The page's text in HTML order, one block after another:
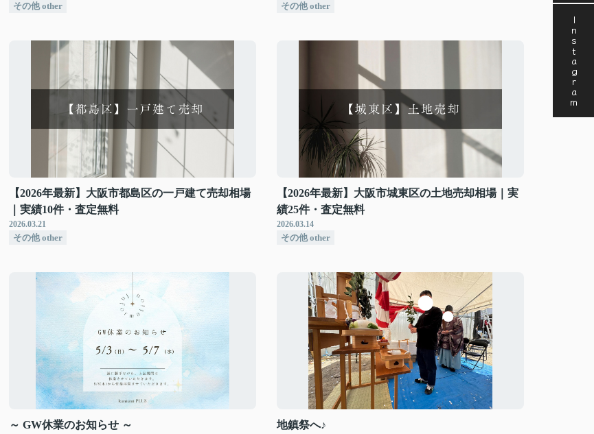
Instagram
その他 other その他 other
【2026年最新】大阪市都島区の一戸建て売却相場
｜実績10件・査定無料
2026.03.21
その他 other
【2026年最新】大阪市城東区の土地売却相場｜実
績25件・査定無料
2026.03.14
その他 other
～ GW休業のお知らせ ～ 地鎮祭へ♪